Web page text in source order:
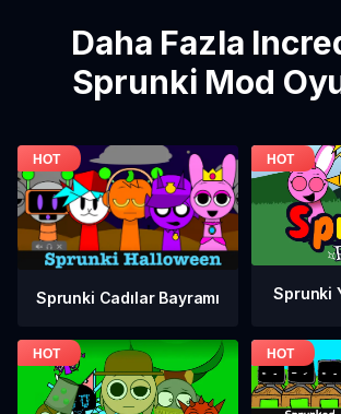
Daha Fazla
Sprunki Mod
Sprunki Cadılar Bayramı Sprunki